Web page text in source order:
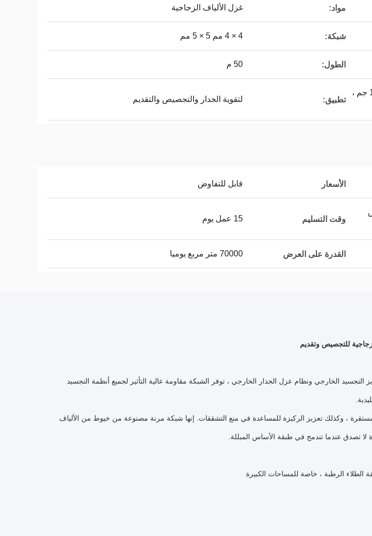
مواد: غزل الألياف الزجاجية
شبكة: 4 × 4 مم 5 × 5 مم
الطول: 50 م
75 جم ، 90 جم ، 110 جم ، 125 جم ، 145 جم ، 160 جم ​​،
تطبيق: لتقوية الجدار والتجصيص والتقديم
الأسعار قابل للتفاوض
وقت التسليم 15 عمل يوم
القدرة على العرض 70000 متر مربع يوميا
التجسيد الخارجي ونظام عزل الجدار الخارجي ، توفر الشبكة مقاومة عالية التأثير لجميع أنظمة التجسيد
، وكذلك تعزيز الركيزة للمساعدة في منع التشققات. إنها شبكة مرنة مصنوعة من خيوط من الألياف
لا تصدق عندما تندمج في طبقة الأساس المبللة.
الرطبة ، خاصة للمساحات الكبيرة